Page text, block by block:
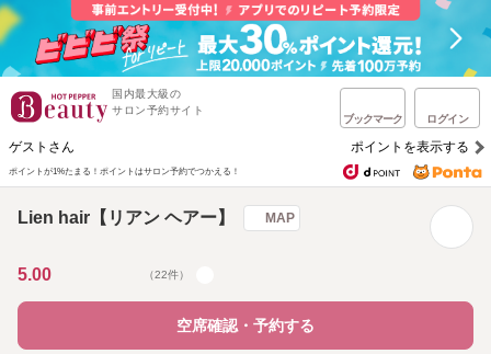
国内最大級の
サロン予約サイト
ブックマーク ログイン
ゲストさん ポイントを表示する
ポイントが1%たまる！ ポイントはサロン予約でつかえる！
Lien hair【リアン ヘアー】 MAP
5.00 （22件）
空席確認・予約する